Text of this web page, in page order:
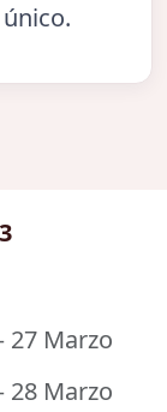
Marzo
Marzo